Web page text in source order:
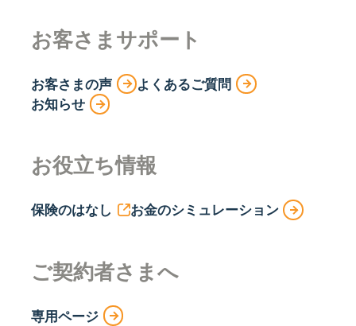
お客さまサポート
お客さまの声
よくあるご質問
お知らせ
お役立ち情報
保険のはなし お金のシミュレーション
ご契約者さまへ
専用ページ